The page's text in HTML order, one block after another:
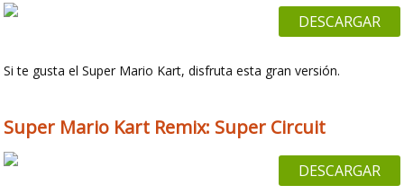
DESCARGAR
Si te gusta el Super Mario Kart, disfruta esta gran versión.
Super Mario Kart Remix: Super Circuit
DESCARGAR